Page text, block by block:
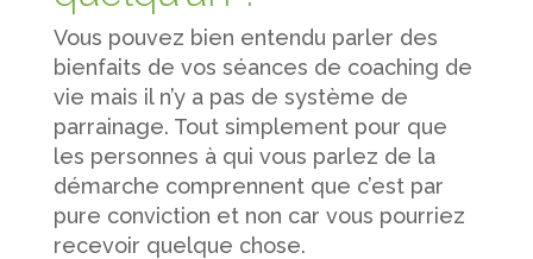
Vous pouvez bien entendu parler des
bienfaits de vos séances de coaching de
vie mais il n’y a pas de système de
parrainage. Tout simplement pour que
les personnes à qui vous parlez de la
démarche comprennent que c’est par
pure conviction et non car vous pourriez
recevoir quelque chose.